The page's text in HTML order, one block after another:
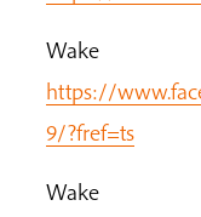
https://
9/?fref=ts
Wake